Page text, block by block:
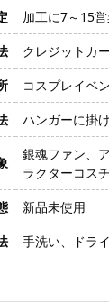
加工に7～15
クレジットカ
コスプレイベ
ハンガーに掛
銀魂ファン、
ラクターコス
新品未使用
手洗い、ドラ